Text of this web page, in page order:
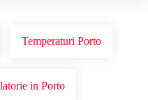
Temperaturi Porto
in Porto